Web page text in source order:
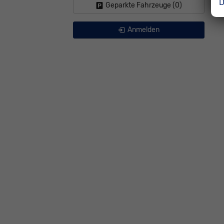
Geparkte Fahrzeuge (0)
Anmelden